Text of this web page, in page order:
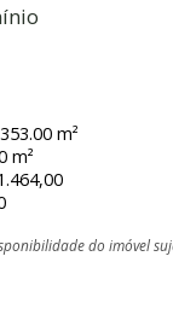
m²
m²
do imóvel